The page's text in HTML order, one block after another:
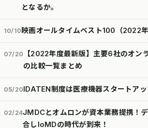
となるか。
10/10映画オールタイムベスト100（2022
07/20
【2022年度最新版】主要6社のオン
の比較一覧まとめ
05/20IDATEN制度は医療機器スタートア
02/24JMDCとオムロンが資本業務提携！
合しIoMDの時代が到来！